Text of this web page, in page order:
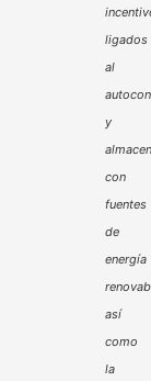
ligados
al
y
con
fuentes
de
energía
así
como
la